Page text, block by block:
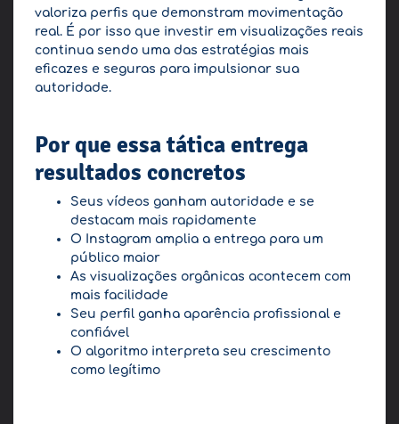
valoriza perfis que demonstram movimentação
real. É por isso que investir em visualizações reais
continua sendo uma das estratégias mais
eficazes e seguras para impulsionar sua
autoridade.
Por que essa tática entrega
resultados concretos
Seus vídeos ganham autoridade e se
destacam mais rapidamente
O Instagram amplia a entrega para um
público maior
As visualizações orgânicas acontecem com
mais facilidade
Seu perfil ganha aparência profissional e
confiável
O algoritmo interpreta seu crescimento
como legítimo